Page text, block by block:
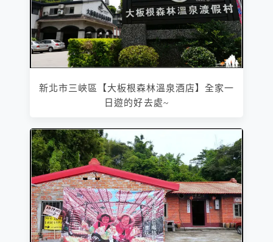
新北市三峽區【大板根森林溫泉酒店】全家一
日遊的好去處~